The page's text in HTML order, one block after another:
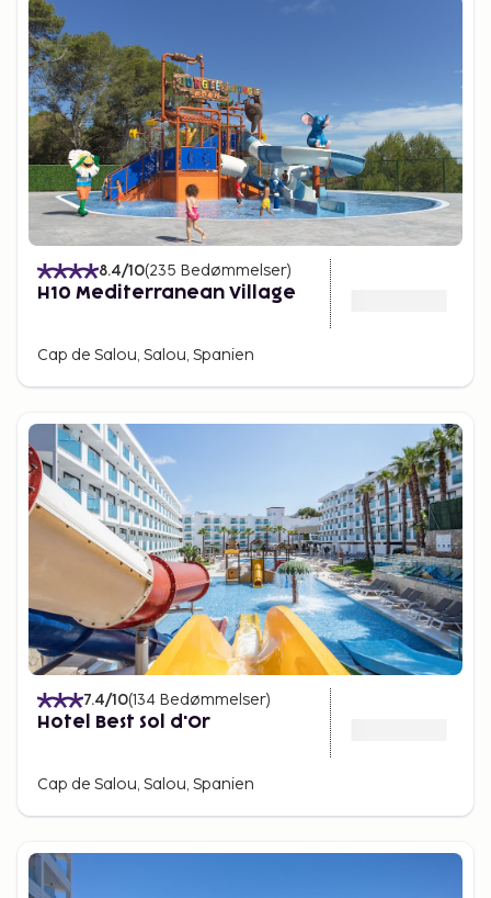
8.4/10(235 Bedømmelser)
H10 Mediterranean Village
Cap de Salou, Salou, Spanien
7.4/10(134 Bedømmelser)
Hotel Best Sol d'Or
Cap de Salou, Salou, Spanien